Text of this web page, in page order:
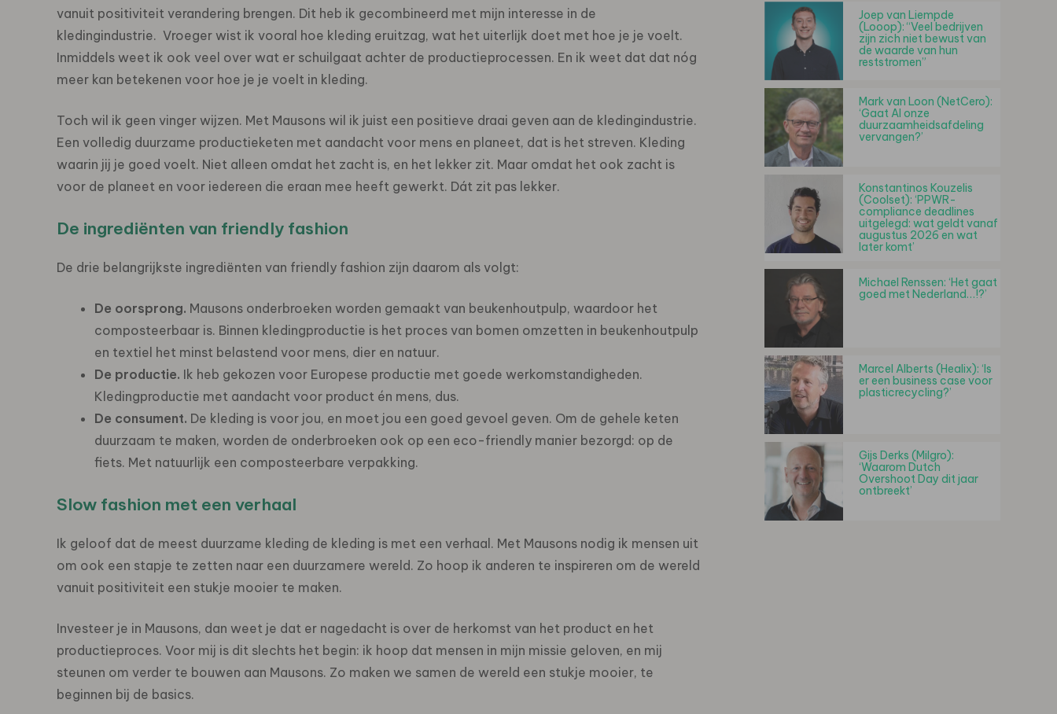
vanuit positiviteit verandering brengen. Dit heb ik gecombineerd met mijn interesse in de
kledingindustrie. Vroeger wist ik vooral hoe kleding eruitzag, wat het uiterlijk doet met hoe je je voelt.
Inmiddels weet ik ook veel over wat er schuilgaat achter de productieprocessen. En ik weet dat dat nóg
meer kan betekenen voor hoe je je voelt in kleding.
Toch wil ik geen vinger wijzen. Met Mausons wil ik juist een positieve draai geven aan de kledingindustrie.
Een volledig duurzame productieketen met aandacht voor mens en planeet, dat is het streven. Kleding
waarin jij je goed voelt. Niet alleen omdat het zacht is, en het lekker zit. Maar omdat het ook zacht is
voor de planeet en voor iedereen die eraan mee heeft gewerkt. Dát zit pas lekker.
De ingrediënten van friendly fashion
De drie belangrijkste ingrediënten van friendly fashion zijn daarom als volgt:
De oorsprong. Mausons onderbroeken worden gemaakt van beukenhoutpulp, waardoor het
composteerbaar is. Binnen kledingproductie is het proces van bomen omzetten in beukenhoutpulp
en textiel het minst belastend voor mens, dier en natuur.
De productie. Ik heb gekozen voor Europese productie met goede werkomstandigheden.
Kledingproductie met aandacht voor product én mens, dus.
De consument. De kleding is voor jou, en moet jou een goed gevoel geven. Om de gehele keten
duurzaam te maken, worden de onderbroeken ook op een eco-friendly manier bezorgd: op de
fiets. Met natuurlijk een composteerbare verpakking.
Slow fashion met een verhaal
Ik geloof dat de meest duurzame kleding de kleding is met een verhaal. Met Mausons nodig ik mensen uit
om ook een stapje te zetten naar een duurzamere wereld. Zo hoop ik anderen te inspireren om de wereld
vanuit positiviteit een stukje mooier te maken.
Investeer je in Mausons, dan weet je dat er nagedacht is over de herkomst van het product en het
productieproces. Voor mij is dit slechts het begin: ik hoop dat mensen in mijn missie geloven, en mij
steunen om verder te bouwen aan Mausons. Zo maken we samen de wereld een stukje mooier, te
beginnen bij de basics.
Joep van Liempde
(Looop): “Veel bedrijven
zijn zich niet bewust van
de waarde van hun
reststromen”
Mark van Loon (NetCero):
‘Gaat AI onze
duurzaamheidsafdeling
vervangen?’
Konstantinos Kouzelis
(Coolset): ‘PPWR-
compliance deadlines
uitgelegd: wat geldt vanaf
augustus 2026 en wat
later komt’
Michael Renssen: ‘Het gaat
goed met Nederland…!?’
Marcel Alberts (Healix): ‘Is
er een business case voor
plasticrecycling?’
Gijs Derks (Milgro):
‘Waarom Dutch
Overshoot Day dit jaar
ontbreekt’